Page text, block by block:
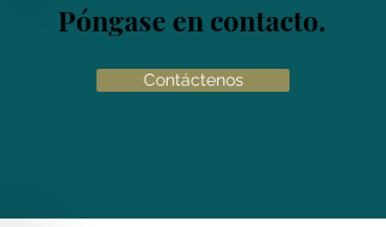
Contáctenos
Póngase en contacto.